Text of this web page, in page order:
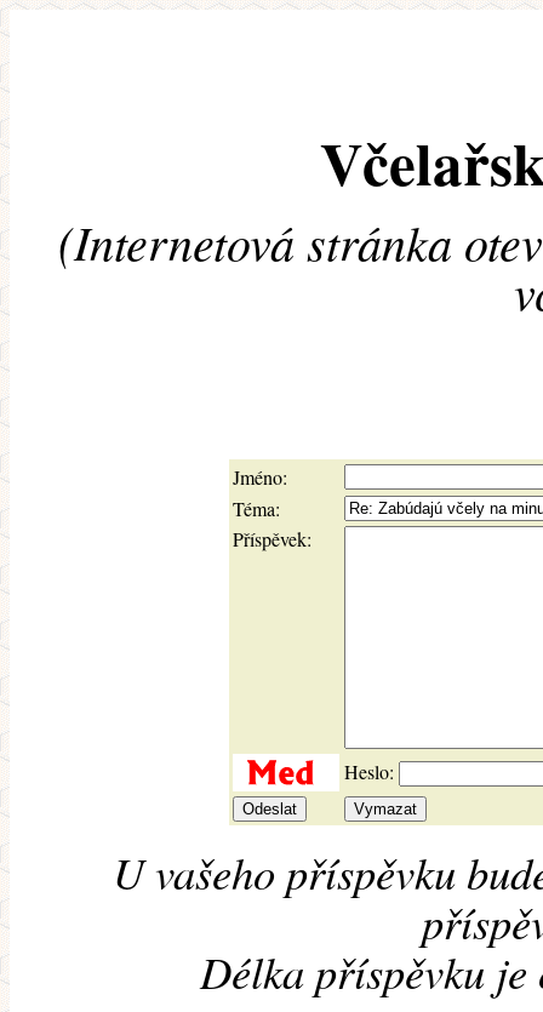
(Internetová stránka
Jméno:
Téma:
Příspěvek:
Heslo:
U vašeho příspěvku
Délka příspěvku je